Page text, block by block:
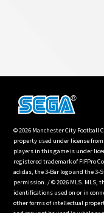
© 2026 Manchester City Football
property used under license from
players in this game is under
registered trademark of FIFPro
adidas, the 3-Bar logo and the
permission. / © 2026 MLS. MLS,
identifications used on or in
other forms of intellectual